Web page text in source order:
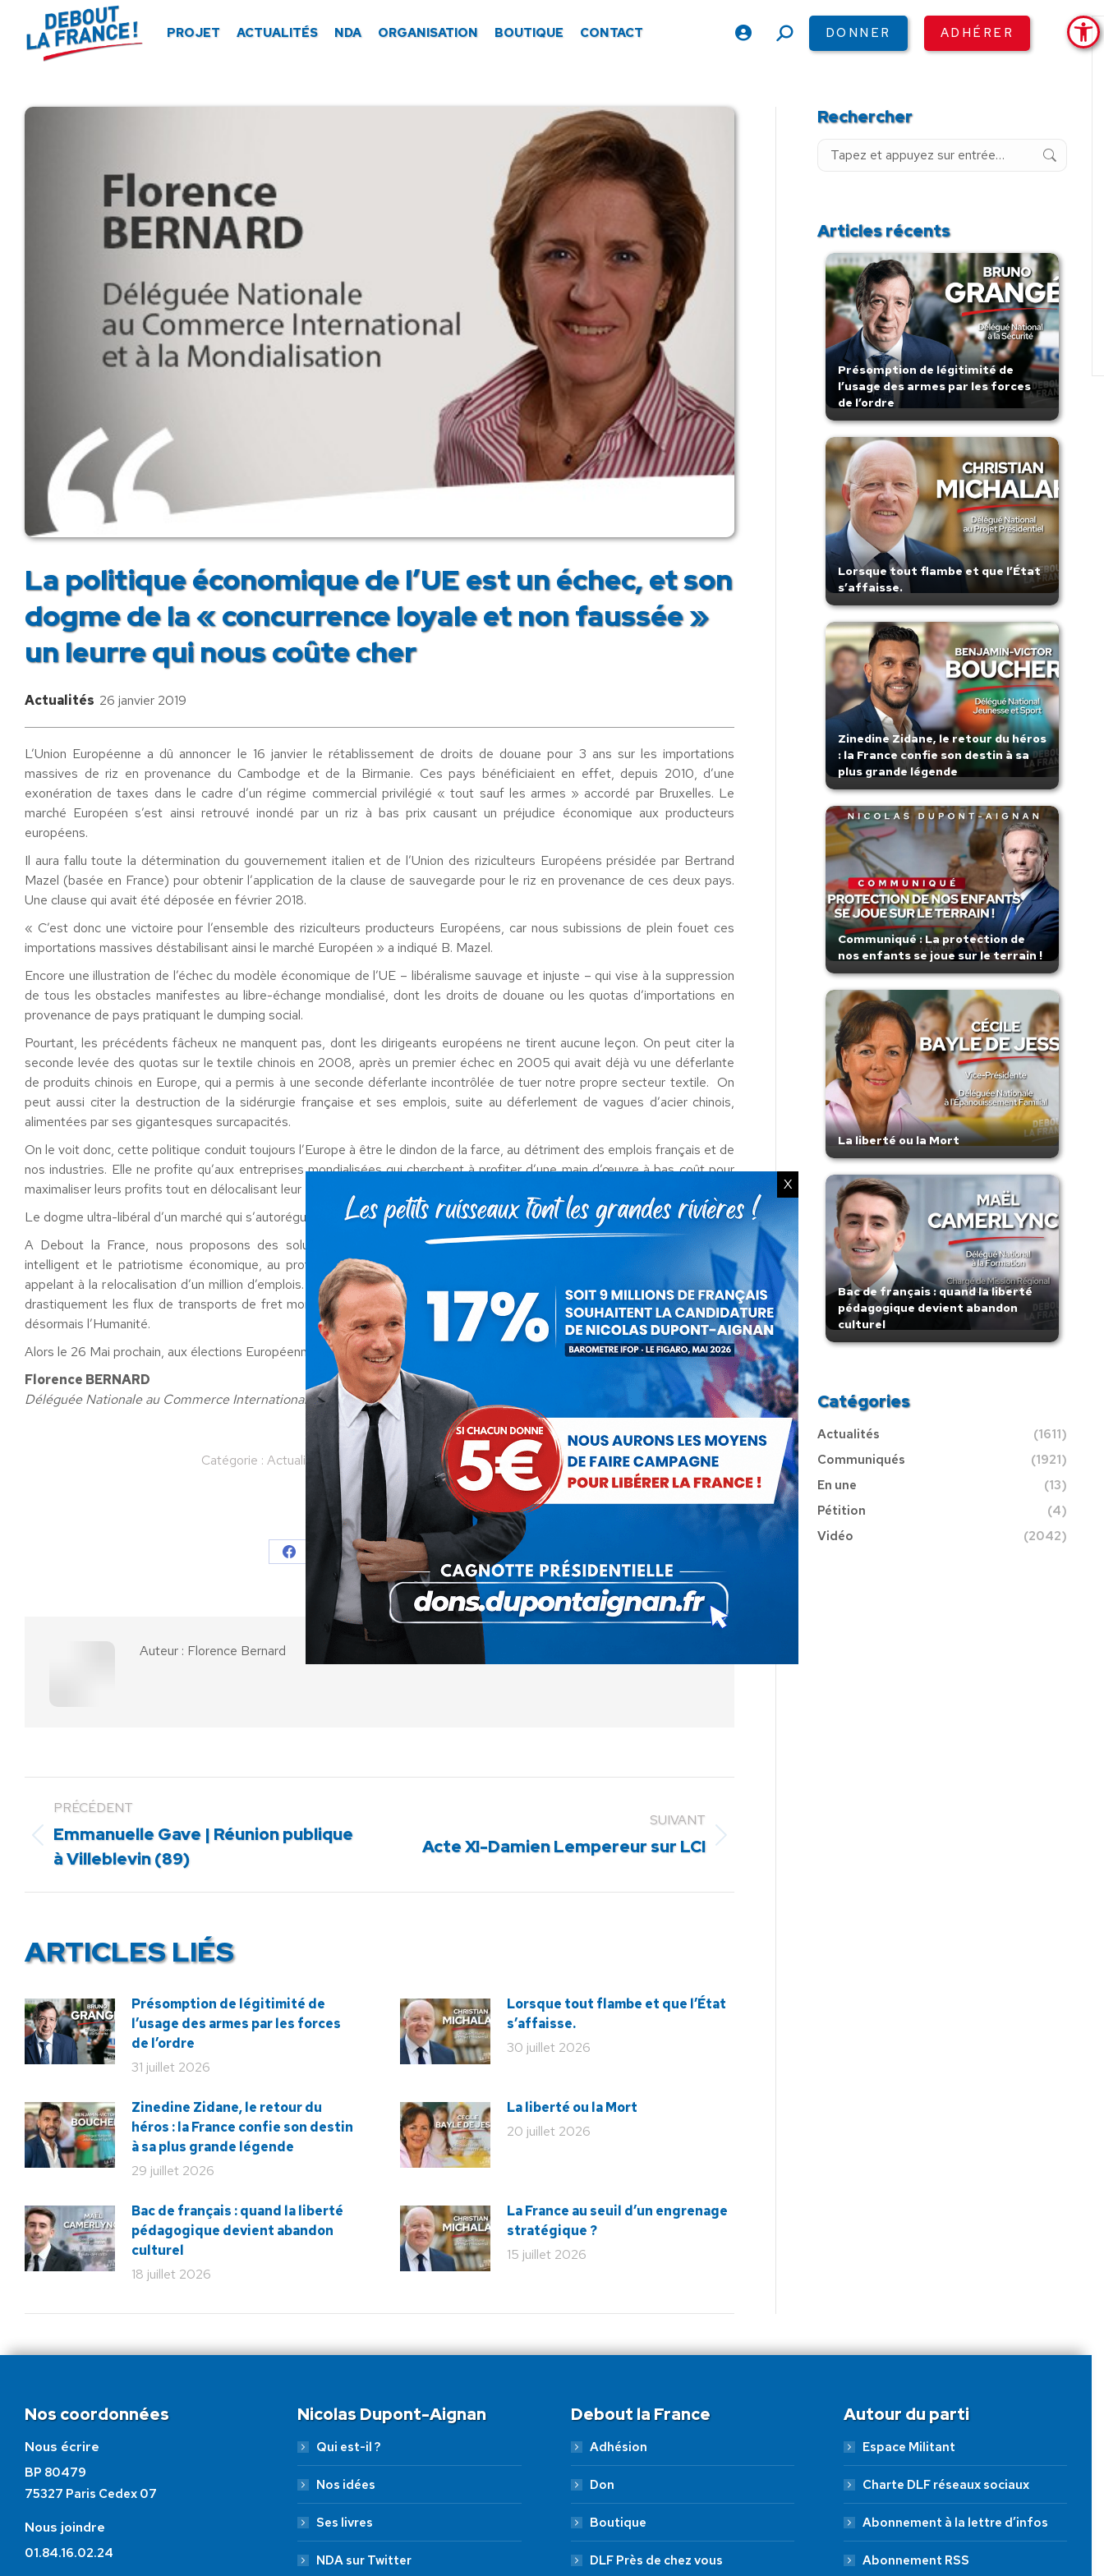
PROJET ACTUALITÉS NDA ORGANISATION BOUTIQUE CONTACT
RechercheDONNER ADHÉRER
La politique économique de l’UE est un échec, et son
dogme de la « concurrence loyale et non faussée »
un leurre qui nous coûte cher
Actualités 26 janvier 2019
L’Union Européenne a dû annoncer le 16 janvier le rétablissement de droits de douane pour 3 ans sur les importations
massives de riz en provenance du Cambodge et de la Birmanie. Ces pays bénéficiaient en effet, depuis 2010, d’une
exonération de taxes dans le cadre d’un régime commercial privilégié « tout sauf les armes » accordé par Bruxelles. Le
marché Européen s’est ainsi retrouvé inondé par un riz à bas prix causant un préjudice économique aux producteurs
européens.
Il aura fallu toute la détermination du gouvernement italien et de l’Union des riziculteurs Européens présidée par Bertrand
Mazel (basée en France) pour obtenir l’application de la clause de sauvegarde pour le riz en provenance de ces deux pays.
Une clause qui avait été déposée en février 2018.
« C’est donc une victoire pour l’ensemble des riziculteurs producteurs Européens, car nous subissions de plein fouet ces
importations massives déstabilisant ainsi le marché Européen » a indiqué B. Mazel.
Encore une illustration de l’échec du modèle économique de l’UE – libéralisme sauvage et injuste – qui vise à la suppression
de tous les obstacles manifestes au libre-échange mondialisé, dont les droits de douane ou les quotas d’importations en
provenance de pays pratiquant le dumping social.
Pourtant, les précédents fâcheux ne manquent pas, dont les dirigeants européens ne tirent aucune leçon. On peut citer la
seconde levée des quotas sur le textile chinois en 2008, après un premier échec en 2005 qui avait déjà vu une déferlante
de produits chinois en Europe, qui a permis à une seconde déferlante incontrôlée de tuer notre propre secteur textile. On
peut aussi citer la destruction de la sidérurgie française et ses emplois, suite au déferlement de vagues d’acier chinois,
alimentées par ses gigantesques surcapacités.
On le voit donc, cette politique conduit toujours l’Europe à être le dindon de la farce, au détriment des emplois français et de
nos industries. Elle ne profite qu’aux entreprises mondialisées qui cherchent à profiter d’une main d’œuvre à bas coût pour
maximaliser leurs profits tout en délocalisant leur empreinte carbone.
Le dogme ultra-libéral d’un marché qui s’autorégule est une imposture qui nous coute cher. Nous devons y mettre fin.
A Debout la France, nous proposons des solutions économiques alternatives comme le retour à un protectionnisme
intelligent et le patriotisme économique, au profit de biens fabriqués en France plus écologiques et des circuits-courts,
appelant à la relocalisation d’un million d’emplois. Rompre avec un libéralisme excessif, c’est aussi le seul moyen de réduire
drastiquement les flux de transports de fret mondiaux, une des principales causes du dérèglement climatique qui menace
désormais l’Humanité.
Alors le 26 Mai prochain, aux élections Européennes, aidez-nous à vite mettre en œuvre ces solutions !
Florence BERNARD
Déléguée Nationale au Commerce International et à la Mondialisation
Catégorie : Actualités ParFlorence Bernard 26 janvier 2019
Partager cet article
Partager
Facebook
Partager
sur
X
Partager
sur
Pinterest
Partager
sur
LinkedIn
Partager
sur
WhatsApp
Auteur : Florence Bernard
PRÉCÉDENT
Article
précédent
Emmanuelle Gave | Réunion publique
à Villeblevin (89)
SUIVANT
Article
Acte XI-Damien Lempereur sur LCI
ARTICLES LIÉS
Présomption de légitimité de
l’usage des armes par les forces
de l’ordre
31 juillet 2026
Lorsque tout flambe et que l’État
s’affaisse.
30 juillet 2026
Zinedine Zidane, le retour du
héros : la France confie son destin
à sa plus grande légende
29 juillet 2026
La liberté ou la Mort
20 juillet 2026
Bac de français : quand la liberté
pédagogique devient abandon
culturel
18 juillet 2026
La France au seuil d’un engrenage
stratégique ?
15 juillet 2026
Rechercher
Recherche
Articles récents
Présomption de légitimité de
l’usage des armes par les forces
de l’ordre
Lorsque tout flambe et que l’État
s’affaisse.
Zinedine Zidane, le retour du héros
: la France confie son destin à sa
plus grande légende
Communiqué : La protection de
nos enfants se joue sur le terrain !
La liberté ou la Mort
Bac de français : quand la liberté
pédagogique devient abandon
culturel
Catégories
Actualités
(1611)
Communiqués
(1921)
En une
(13)
Pétition
(4)
Vidéo
(2042)
Nos coordonnées
Nous écrire
BP 80479
75327 Paris Cedex 07
Nous joindre
01.84.16.02.24
Nicolas Dupont-Aignan
Qui est-il ?
Nos idées
Ses livres
NDA sur Twitter
Debout la France
Adhésion
Don
Boutique
DLF Près de chez vous
Autour du parti
Espace Militant
Charte DLF réseaux sociaux
Abonnement à la lettre d’infos
Abonnement RSS
X
Panneau de gestion des cookies